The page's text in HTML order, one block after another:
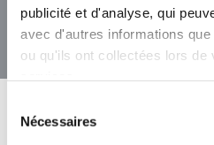
publicité et d'analyse, qui
avec d'autres informations
ou qu'ils ont collectées lors de
Nécessaires